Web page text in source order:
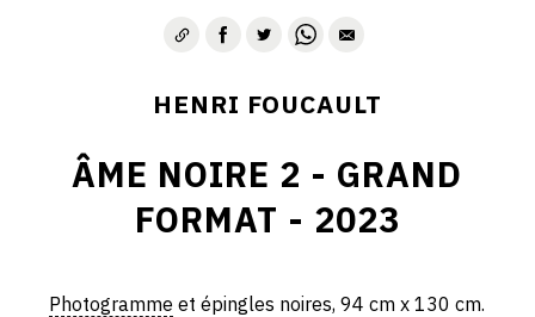
HENRI FOUCAULT
ÂME NOIRE 2 - GRAND
FORMAT - 2023
Photogramme et épingles noires, 94 cm x 130 cm.